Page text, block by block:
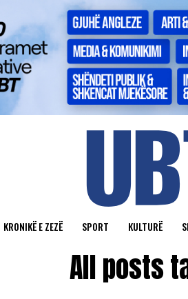
KRONIKË E ZEZË SPORT KULTURË
All posts